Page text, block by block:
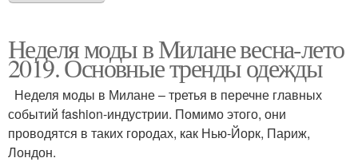
Неделя моды в Милане весна-лето
2019. Основные тренды одежды
Неделя моды в Милане – третья в перечне главных
событий fashion-индустрии. Помимо этого, они
проводятся в таких городах, как Нью-Йорк, Париж,
Лондон.